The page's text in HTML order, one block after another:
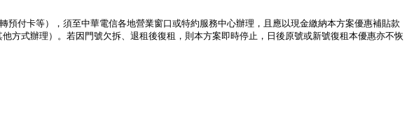
付卡等），須至中華電信各地營業窗口或特約服務中心辦理，且應以現金繳納本方案優惠補貼款
方式辦理）。若因門號欠拆、退租後復租，則本方案即時停止，日後原號或新號復租本優惠亦不恢